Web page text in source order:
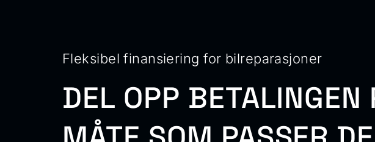
Fleksibel finansiering for bilreparasjoner
DEL OPP BETALINGEN